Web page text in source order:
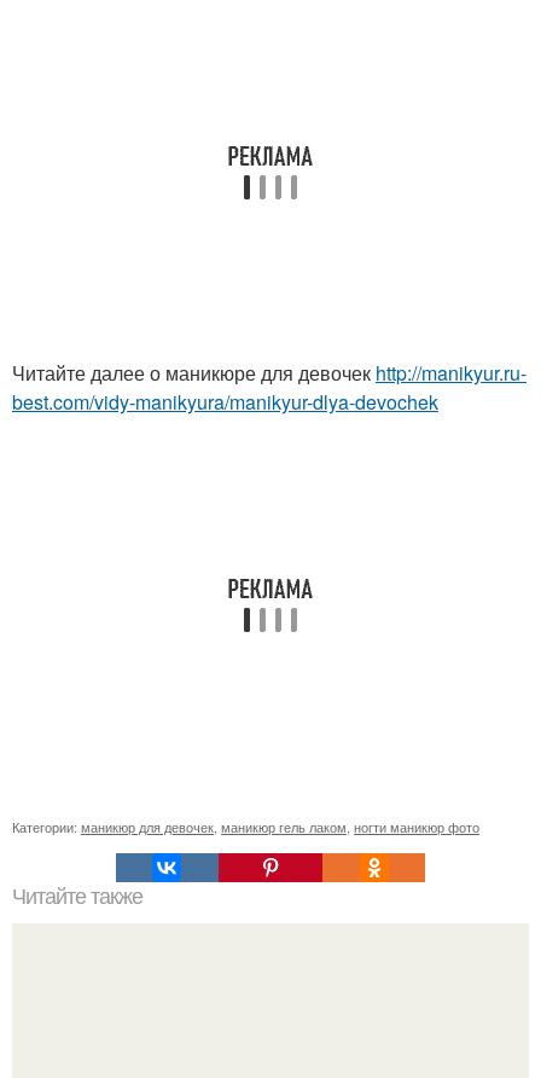
Читайте далее о маникюре для девочек http://manikyur.ru-
best.com/vidy-manikyura/manikyur-dlya-devochek
Категории: маникюр для девочек маникюр гель лаком ногти маникюр фото
Читайте также